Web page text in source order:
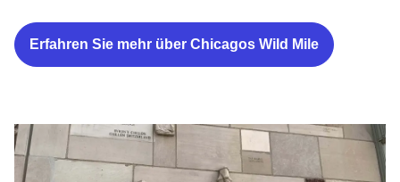
Erfahren Sie mehr über Chicagos Wild Mile